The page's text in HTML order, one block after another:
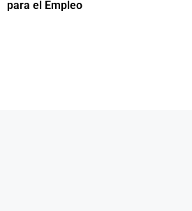
productiva